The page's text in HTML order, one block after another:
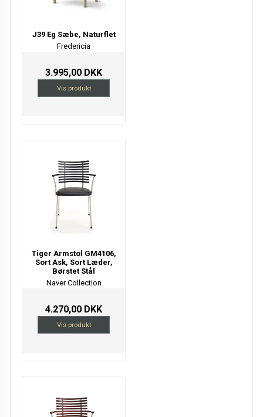
J39 Eg Sæbe, Naturflet
Fredericia
3.995,00 DKK
Vis produkt
Tiger Armstol GM4106,
Sort Ask, Sort Læder,
Børstet Stål
Naver Collection
4.270,00 DKK
Vis produkt